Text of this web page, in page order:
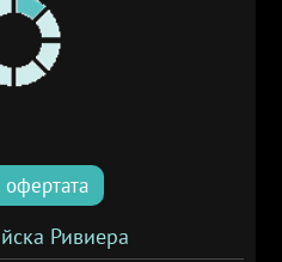
офертата
Ривиера